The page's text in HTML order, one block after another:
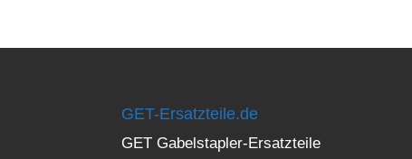
GET-Ersatzteile.de
GET Gabelstapler-Ersatzteile